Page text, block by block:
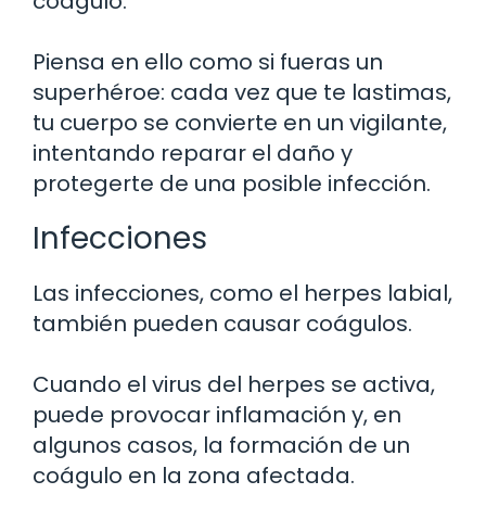
Piensa en ello como si fueras un
superhéroe: cada vez que te lastimas,
tu cuerpo se convierte en un vigilante,
intentando reparar el daño y
protegerte de una posible infección.
Infecciones
Las infecciones, como el herpes labial,
también pueden causar coágulos.
Cuando el virus del herpes se activa,
puede provocar inflamación y, en
algunos casos, la formación de un
coágulo en la zona afectada.